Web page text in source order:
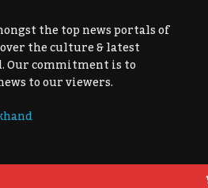
the top news portals of
the culture & latest
Our commitment is to
to our viewers.
घर बैठे